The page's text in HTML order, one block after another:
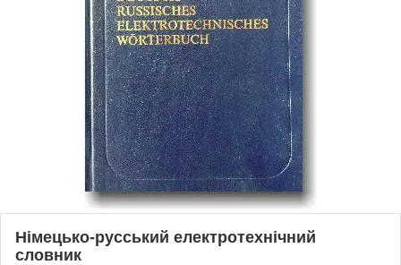
Німецько-русський електротехнічний
словник